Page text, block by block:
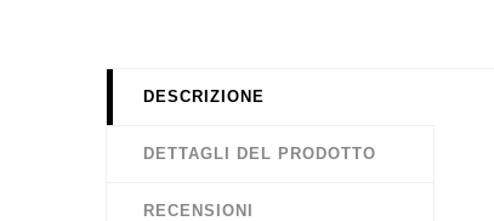
DESCRIZIONE
DETTAGLI DEL PRODOTTO
RECENSIONI